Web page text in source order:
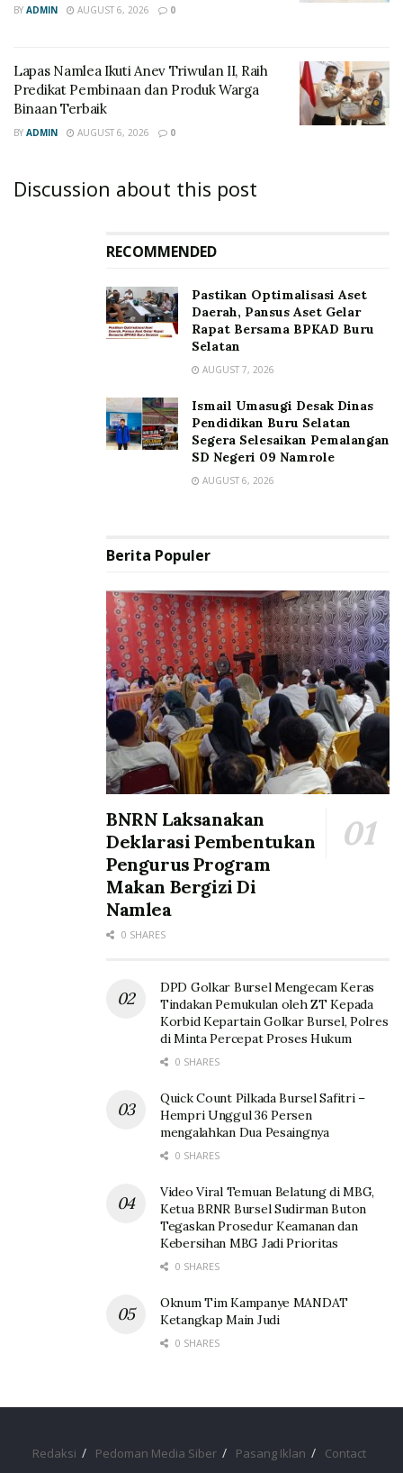
BY ADMIN AUGUST 6, 2026 0
Lapas Namlea Ikuti Anev Triwulan II, Raih
Predikat Pembinaan dan Produk Warga
Binaan Terbaik
BY ADMIN AUGUST 6, 2026 0
Discussion about this post
RECOMMENDED
Pastikan Optimalisasi Aset
Daerah, Pansus Aset Gelar
Rapat Bersama BPKAD Buru
Selatan
AUGUST 7, 2026
Ismail Umasugi Desak Dinas
Pendidikan Buru Selatan
Segera Selesaikan Pemalangan
SD Negeri 09 Namrole
AUGUST 6, 2026
Berita Populer
BNRN Laksanakan
Deklarasi Pembentukan
Pengurus Program
Makan Bergizi Di
Namlea
0 SHARES
DPD Golkar Bursel Mengecam Keras
Tindakan Pemukulan oleh ZT Kepada
Korbid Kepartain Golkar Bursel, Polres
di Minta Percepat Proses Hukum
0 SHARES
Quick Count Pilkada Bursel Safitri –
Hempri Unggul 36 Persen
mengalahkan Dua Pesaingnya
0 SHARES
Video Viral Temuan Belatung di MBG,
Ketua BRNR Bursel Sudirman Buton
Tegaskan Prosedur Keamanan dan
Kebersihan MBG Jadi Prioritas
0 SHARES
Oknum Tim Kampanye MANDAT
Ketangkap Main Judi
0 SHARES
Redaksi Pedoman Media Siber Pasang Iklan Contact